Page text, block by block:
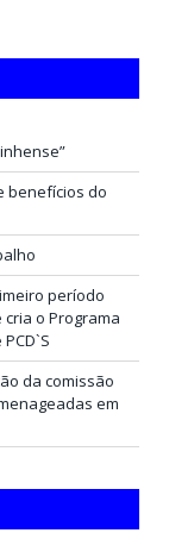
benefícios do
período
o Programa
da comissão
em